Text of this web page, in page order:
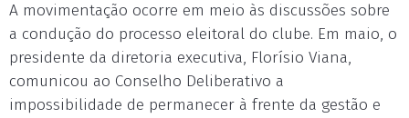
A movimentação ocorre em meio às discussões sobre
a condução do processo eleitoral do clube. Em maio, o
presidente da diretoria executiva, Florísio Viana,
comunicou ao Conselho Deliberativo a
impossibilidade de permanecer à frente da gestão e